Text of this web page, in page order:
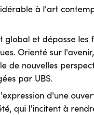
à l'art
global et dépasse les
Orienté sur
de nouvelles
par UBS.
d'une
qui l'incitent à